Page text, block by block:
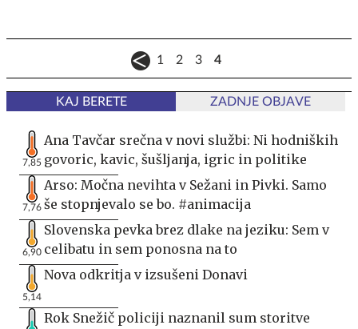
1 2 3 4
KAJ BERETE ZADNJE OBJAVE
7,85
Ana Tavčar srečna v novi službi: Ni hodniških
govoric, kavic, šušljanja, igric in politike
7,76
Arso: Močna nevihta v Sežani in Pivki. Samo
še stopnjevalo se bo. #animacija
6,90
Slovenska pevka brez dlake na jeziku: Sem v
celibatu in sem ponosna na to
5,14
Nova odkritja v izsušeni Donavi
Rok Snežič policiji naznanil sum storitve